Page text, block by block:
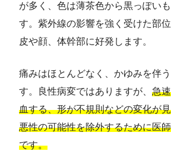
が多く、色は薄茶色から黒っぽい
す。紫外線の影響を強く受けた部
皮や顔、体幹部に好発します。
痛みはほとんどなく、かゆみを伴
す。良性病変ではありますが、 急
血する、形が不規則などの変化が
悪性の可能性を除外するために医
です。